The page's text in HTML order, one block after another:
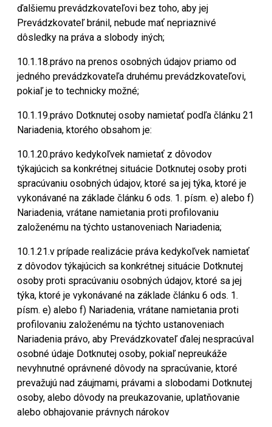
ďalšiemu prevádzkovateľovi bez toho, aby jej
Prevádzkovateľ bránil, nebude mať nepriaznivé
dôsledky na práva a slobody iných;
10.1.18.právo na prenos osobných údajov priamo od
jedného prevádzkovateľa druhému prevádzkovateľovi,
pokiaľ je to technicky možné;
10.1.19.právo Dotknutej osoby namietať podľa článku 21
Nariadenia, ktorého obsahom je:
10.1.20.právo kedykoľvek namietať z dôvodov
týkajúcich sa konkrétnej situácie Dotknutej osoby proti
spracúvaniu osobných údajov, ktoré sa jej týka, ktoré je
vykonávané na základe článku 6 ods. 1. písm. e) alebo f)
Nariadenia, vrátane namietania proti profilovaniu
založenému na týchto ustanoveniach Nariadenia;
10.1.21.v prípade realizácie práva kedykoľvek namietať
z dôvodov týkajúcich sa konkrétnej situácie Dotknutej
osoby proti spracúvaniu osobných údajov, ktoré sa jej
týka, ktoré je vykonávané na základe článku 6 ods. 1.
písm. e) alebo f) Nariadenia, vrátane namietania proti
profilovaniu založenému na týchto ustanoveniach
Nariadenia právo, aby Prevádzkovateľ ďalej nespracúval
osobné údaje Dotknutej osoby, pokiaľ nepreukáže
nevyhnutné oprávnené dôvody na spracúvanie, ktoré
prevažujú nad záujmami, právami a slobodami Dotknutej
osoby, alebo dôvody na preukazovanie, uplatňovanie
alebo obhajovanie právnych nárokov